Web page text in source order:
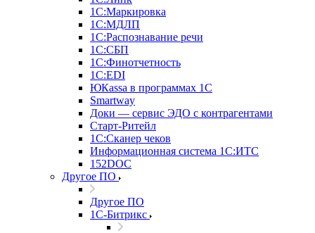
1С:Маркировка
1С:МДЛП
1С:Распознавание речи
1С:СБП
1С:Финотчетность
1С:EDI
ЮКаssа в программах 1С
Smartway
Доки — сервис ЭДО с контрагентами
Старт-Ритейл
1С:Сканер чеков
Информационная система 1С:ИТС
152DOC
Другое ПО
Другое ПО
1С-Битрикс